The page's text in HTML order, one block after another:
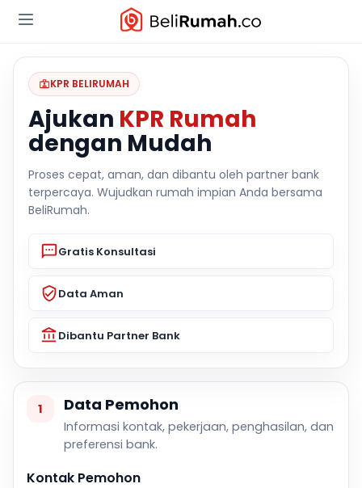
KPR BELIRUMAH
Ajukan KPR Rumah
dengan Mudah
Proses cepat, aman, dan dibantu oleh partner bank
terpercaya. Wujudkan rumah impian Anda bersama
BeliRumah.
Gratis Konsultasi
Data Aman
Dibantu Partner Bank
1 Data Pemohon
Informasi kontak, pekerjaan, penghasilan, dan
preferensi bank.
Kontak Pemohon